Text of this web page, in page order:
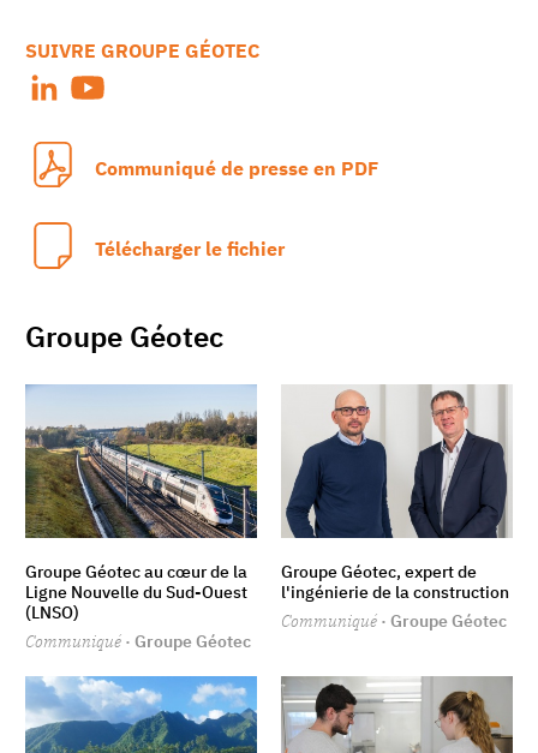
SUIVRE GROUPE GÉOTEC
Communiqué de presse en PDF
Télécharger le fichier
Groupe Géotec
Groupe Géotec au cœur de la
Ligne Nouvelle du Sud-Ouest
(LNSO)
Communiqué · Groupe Géotec
Groupe Géotec, expert de
l'ingénierie de la construction
Communiqué · Groupe Géotec